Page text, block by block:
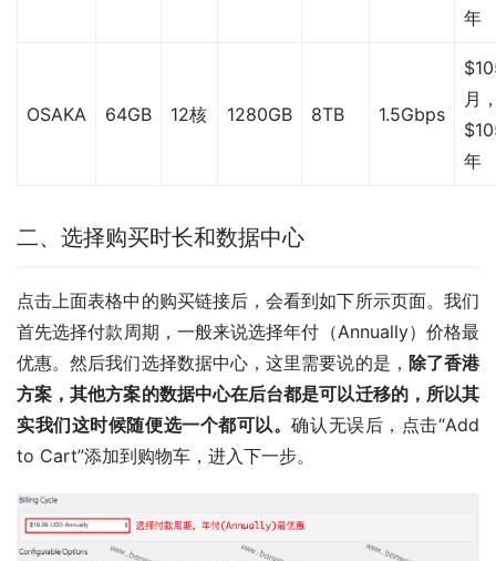
年
OSAKA 64GB 12核 1280GB 8TB 1.5Gbps
月
年
二、选择购买时长和数据中心
点击上面表格中的购买链接后，会看到如下所示页面。我们
首先选择付款周期，一般来说选择年付（Annually）价格最
优惠。然后我们选择数据中心，这里需要说的是， 除了香港
方案，其他方案的数据中心在后台都是可以迁移的，所以其
实我们这时候随便选一个都可以。确认无误后，点击“Add
to Cart”添加到购物车，进入下一步。